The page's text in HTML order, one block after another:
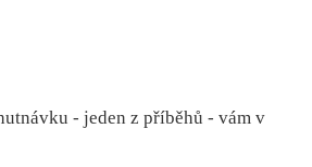
- jeden z příběhů - vám v